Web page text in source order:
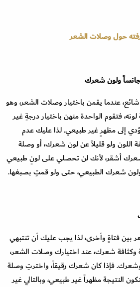
حول وصلات الشعر
ولون شعرك
عندما يقمن باختيار وصلات الشعر، وهو
فتقوم الواحدة منهن باختيار درجةٍ غير
إلى مظهرٍ غير طبيعي. لذا عليك عدم
اللون ولو قليلاً عن لون شعرك، أو وصلة
شعرك أشقر، لأنك لن تحصلي على لونٍ طبيعي
شعرك الطبيعي، حتى ولو قمتِ بصبغها.
بين فتاةٍ وأخرى، لذا يجب عليك أن تنتبهي
شعرك، عند اختيارك وصلات الشعر،
وشعرك. فإذا كان شعرك رقيقاً، واخترتِ وصلة
النتيجة مظهراً غير طبيعي، وبالتالي غير